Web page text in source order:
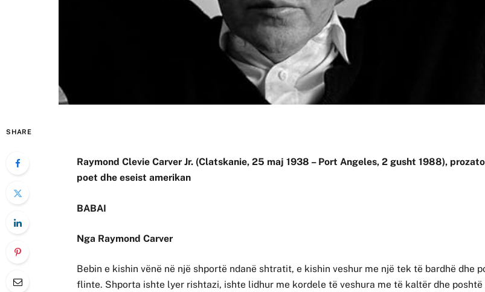
SHARE
Raymond Clevie Carver Jr. (Clatskanie, 25 maj 1938 – Port Angeles, 2 gusht 1988),
poet dhe eseist amerikan
BABAI
Nga Raymond Carver
Bebin e kishin vënë në një shportë ndanë shtratit, e kishin veshur me një tek të bardhë dhe
flinte. Shporta ishte lyer rishtazi, ishte lidhur me kordele të veshura me të kaltër dhe poshtë